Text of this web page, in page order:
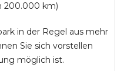
200.000 km)
in der Regel aus mehr
Sie sich vorstellen
möglich ist.